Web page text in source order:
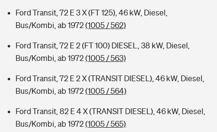
Ford Transit, 72 E 3 X (FT 125), 46 kW, Diesel,
Bus/Kombi, ab 1972(1005 / 562)
Ford Transit, 72 E 2 (FT 100) DIESEL, 38 kW, Diesel,
Bus/Kombi, ab 1972(1005 / 563)
Ford Transit, 72 E 2 X (TRANSIT DIESEL), 46 kW, Diesel,
Bus/Kombi, ab 1972(1005 / 564)
Ford Transit, 82 E 4 X (TRANSIT DIESEL), 46 kW, Diesel,
Bus/Kombi, ab 1972(1005 / 565)